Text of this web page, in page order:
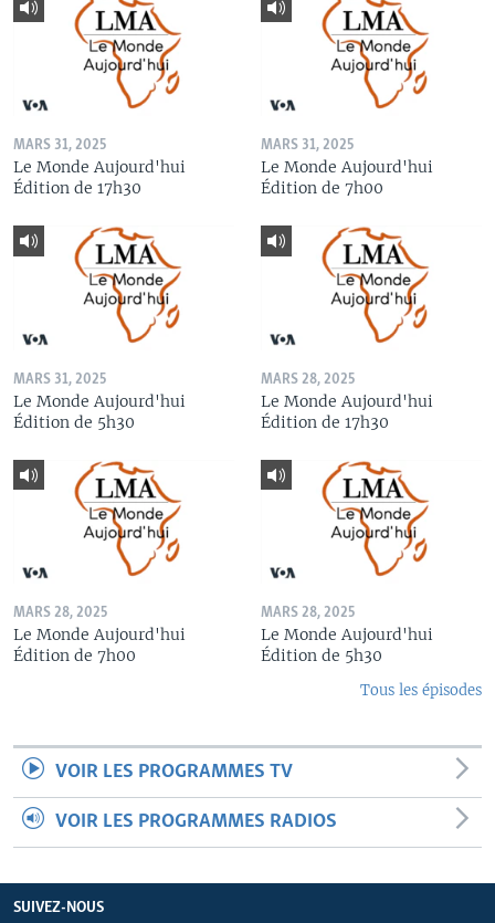
MARS 31, 2025
Le Monde Aujourd'hui
Édition de 17h30
MARS 31, 2025
Le Monde Aujourd'hui
Édition de 7h00
MARS 31, 2025
Le Monde Aujourd'hui
Édition de 5h30
MARS 28, 2025
Le Monde Aujourd'hui
Édition de 17h30
MARS 28, 2025
Le Monde Aujourd'hui
Édition de 7h00
MARS 28, 2025
Le Monde Aujourd'hui
Édition de 5h30
Tous les épisodes
VOIR LES PROGRAMMES TV
VOIR LES PROGRAMMES RADIOS
SUIVEZ-NOUS